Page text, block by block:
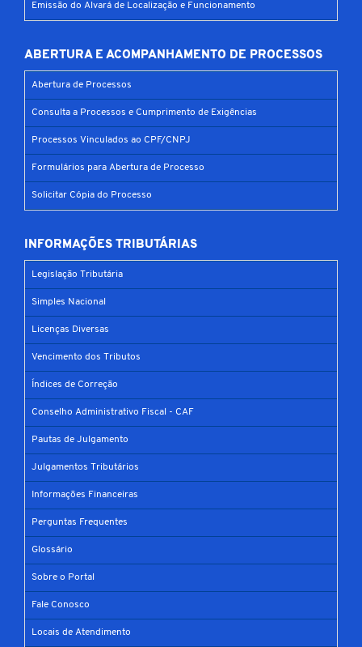
Emissão do Alvará de Localização e Funcionamento
ABERTURA E ACOMPANHAMENTO DE PROCESSOS
Abertura de Processos
Consulta a Processos e Cumprimento de Exigências
Processos Vinculados ao CPF/CNPJ
Formulários para Abertura de Processo
Solicitar Cópia do Processo
INFORMAÇÕES TRIBUTÁRIAS
Legislação Tributária
Simples Nacional
Licenças Diversas
Vencimento dos Tributos
Índices de Correção
Conselho Administrativo Fiscal - CAF
Pautas de Julgamento
Julgamentos Tributários
Informações Financeiras
Perguntas Frequentes
Glossário
Sobre o Portal
Fale Conosco
Locais de Atendimento